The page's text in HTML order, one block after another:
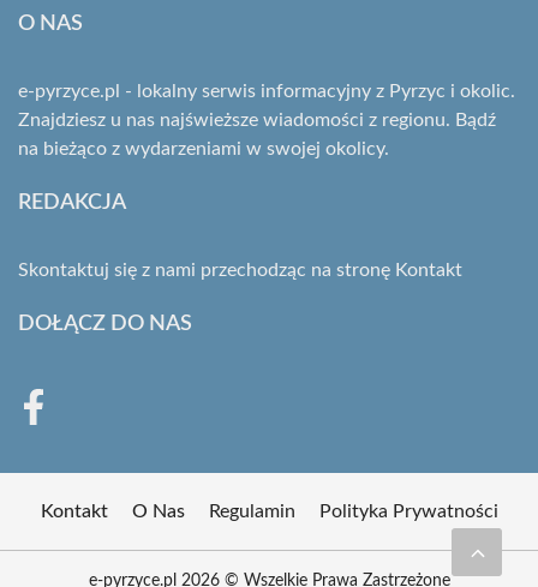
O NAS
e-pyrzyce.pl - lokalny serwis informacyjny z Pyrzyc i okolic.
Znajdziesz u nas najświeższe wiadomości z regionu. Bądź
na bieżąco z wydarzeniami w swojej okolicy.
REDAKCJA
Skontaktuj się z nami przechodząc na stronę Kontakt
DOŁĄCZ DO NAS
Kontakt O Nas Regulamin Polityka Prywatności
e-pyrzyce.pl 2026 © Wszelkie Prawa Zastrzeżone